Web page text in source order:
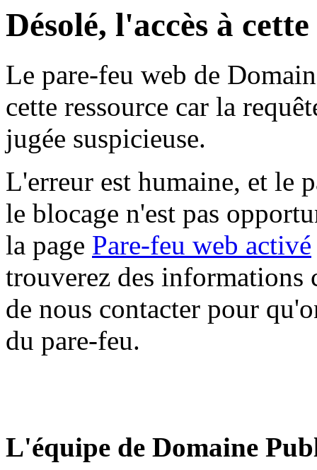
Désolé, l'accès à
Le pare-feu web de
cette ressource car la
jugée suspicieuse.
L'erreur est humaine, et le
le blocage n'est pas
la page Pare-feu web activé
trouverez des informations
de nous contacter pour
du pare-feu.
L'équipe de Domaine